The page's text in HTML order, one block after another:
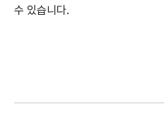
수 있습니다.